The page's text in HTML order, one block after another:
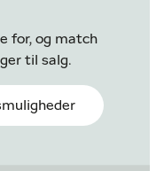
for, og match
til salg.